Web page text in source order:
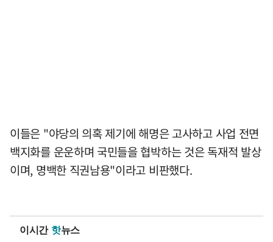
이들은 "야당의 의혹 제기에 해명은 고사하고 사업 전면
백지화를 운운하며 국민들을 협박하는 것은 독재적 발상
이며, 명백한 직권남용"이라고 비판했다.
이시간 핫뉴스